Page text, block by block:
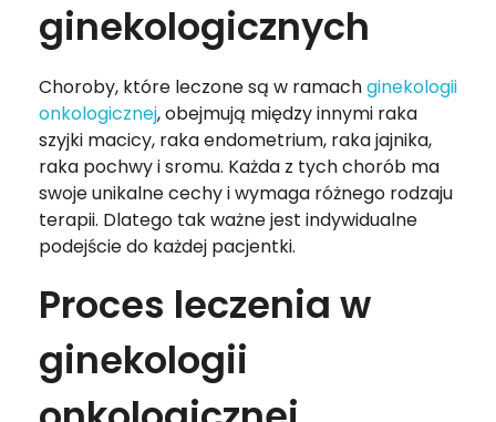
ginekologicznych
Choroby, które leczone są w ramachginekologii
onkologicznej, obejmują między innymi raka
szyjki macicy, raka endometrium, raka jajnika,
raka pochwy i sromu. Każda z tych chorób ma
swoje unikalne cechy i wymaga różnego rodzaju
terapii. Dlatego tak ważne jest indywidualne
podejście do każdej pacjentki.
Proces leczenia w
ginekologii